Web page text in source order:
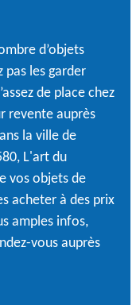
d’objets
pas les garder
de place chez
revente auprès
la ville de
L'art du
vos objets de
acheter à des prix
amples infos,
vous auprès